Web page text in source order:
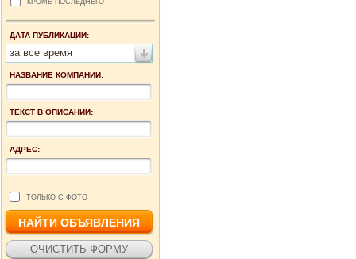
ДАТА ПУБЛИКАЦИИ:
за все время
НАЗВАНИЕ КОМПАНИИ:
ТЕКСТ В ОПИСАНИИ:
АДРЕС:
ТОЛЬКО С ФОТО